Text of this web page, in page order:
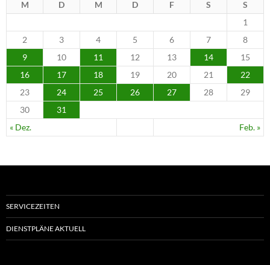
M D M D F S S
« Dez. Feb. »
1
2
3 4 5 6 7
8
9
10 11 12 13 14
15
16
17 18 19 20 21
22
23
24 25 26 27 28
29
30
31
SERVICEZEITEN
DIENSTPLÄNE AKTUELL